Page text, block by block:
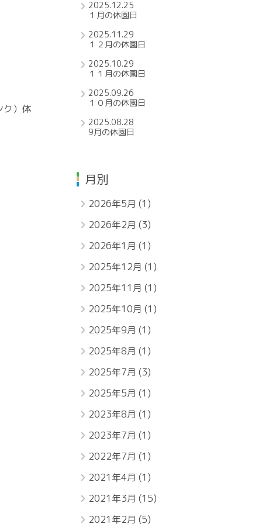
ク）体
2025.12.25
１月の休園日
2025.11.29
１２月の休園日
2025.10.29
１１月の休園日
2025.09.26
１０月の休園日
2025.08.28
9月の休園日
月別
2026年5月 (1)
2026年2月 (3)
2026年1月 (1)
2025年12月 (1)
2025年11月 (1)
2025年10月 (1)
2025年9月 (1)
2025年8月 (1)
2025年7月 (3)
2025年5月 (1)
2023年8月 (1)
2023年7月 (1)
2022年7月 (1)
2021年4月 (1)
2021年3月 (15)
2021年2月 (5)